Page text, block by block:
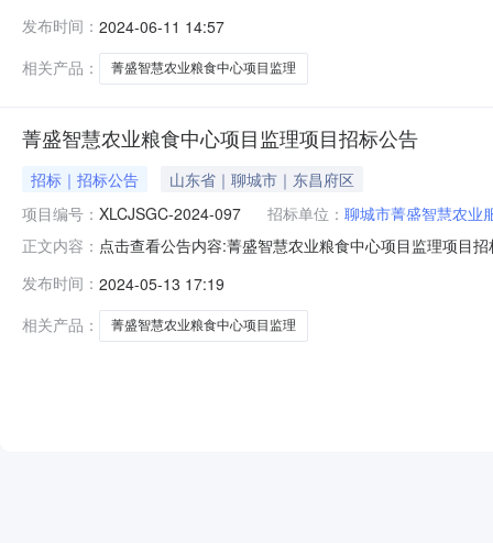
咨询集团有限公司郭洪涛滨州市公路勘察设计院有限公
目管理有限公司202
发布时间： 2024-06-11 14:57
相关产品：
菁盛智慧农业粮食中心项目监理
菁盛智慧农业粮食中心项目监理项目招标公告
招标｜招标公告
山东省｜聊城市｜东昌府区
项目编号： XLCJSGC-2024-097 招标单位： 聊城市菁盛智慧农业
正文内容： 点击查看公告内容:菁盛智慧农业粮食中心项目监理项目
1、项目编号：XLCJSGC-2024-0972、工程名称：菁盛
平方米，本项目在5
发布时间： 2024-05-13 17:19
相关产品：
菁盛智慧农业粮食中心项目监理